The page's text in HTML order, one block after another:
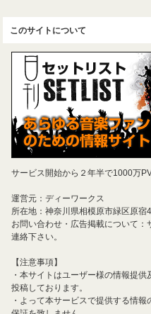
このサイトについて
サービス開始から２年半で1000万
運営元：ディーワークス
所在地：神奈川県相模原市緑区原宿
お問い合わせ・広告掲載について
連絡下さい。
【注意事項】
・本サイトはユーザー様の情報提
投稿しております。
・よって本サービスで提供する情